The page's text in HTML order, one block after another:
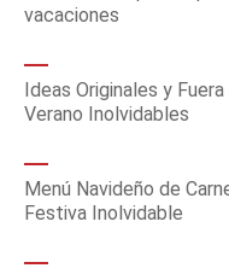
vacaciones
Ideas Originales y
Verano Inolvidables
Menú Navideño de
Festiva Inolvidable